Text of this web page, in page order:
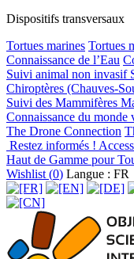
Dispositifs transversaux
Tortues marines Tortues
Connaissance de l’Eau
Suivi animal non invasif
Chiroptères (Chauves-
Suivi des Mammifères
Connaissance du monde
The Drone Connection
Restez informés !
Haut de Gamme pour
Wishlist (0) Langue : FR